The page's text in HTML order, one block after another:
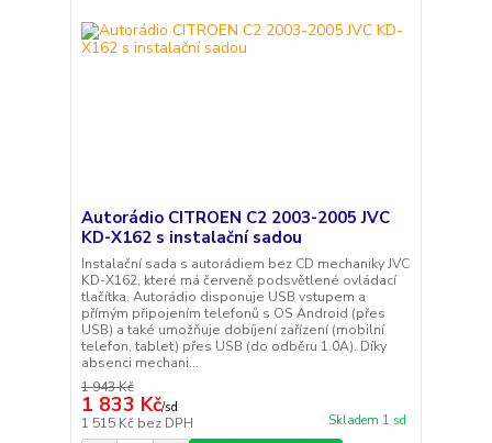
Autorádio CITROEN C2 2003-2005 JVC
KD-X162 s instalační sadou
Instalační sada s autorádiem bez CD mechaniky JVC
KD-X162, které má červeně podsvětlené ovládací
tlačítka. Autorádio disponuje USB vstupem a
přímým připojením telefonů s OS Android (přes
USB) a také umožňuje dobíjení zařízení (mobilní
telefon, tablet) přes USB (do odběru 1.0A). Díky
absenci mechani...
1 943 Kč
1 833 Kč/sd
1 515 Kč bez DPH Skladem 1 sd